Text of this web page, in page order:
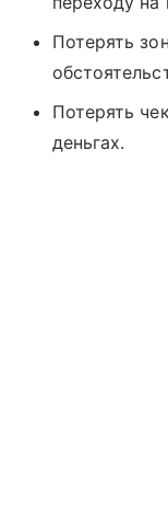
Потерять
Потерять
деньгах.